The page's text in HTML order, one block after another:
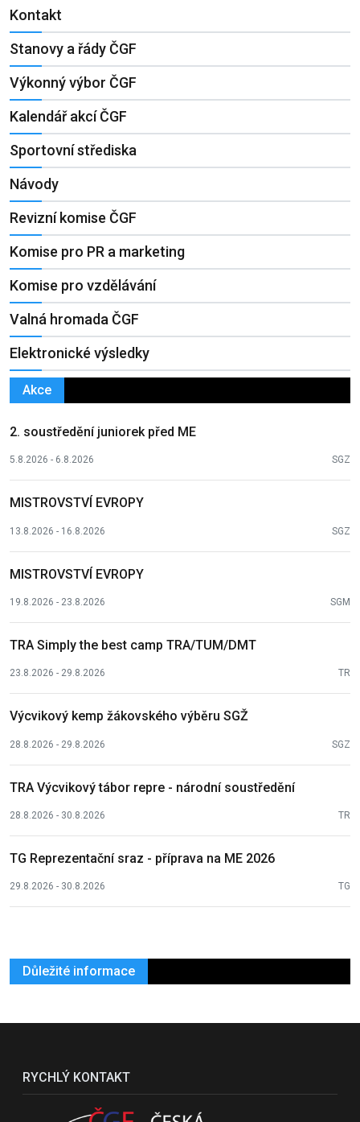
Kontakt
Stanovy a řády ČGF
Výkonný výbor ČGF
Kalendář akcí ČGF
Sportovní střediska
Návody
Revizní komise ČGF
Komise pro PR a marketing
Komise pro vzdělávání
Valná hromada ČGF
Elektronické výsledky
Akce
2. soustředění juniorek před ME
5.8.2026 - 6.8.2026 SGZ
MISTROVSTVÍ EVROPY
13.8.2026 - 16.8.2026 SGZ
MISTROVSTVÍ EVROPY
19.8.2026 - 23.8.2026 SGM
TRA Simply the best camp TRA/TUM/DMT
23.8.2026 - 29.8.2026 TR
Výcvikový kemp žákovského výběru SGŽ
28.8.2026 - 29.8.2026 SGZ
TRA Výcvikový tábor repre - národní soustředění
28.8.2026 - 30.8.2026 TR
TG Reprezentační sraz - příprava na ME 2026
29.8.2026 - 30.8.2026 TG
Důležité informace
RYCHLÝ KONTAKT